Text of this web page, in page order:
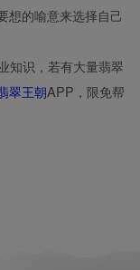
想的喻意来选择自己
知识，若有大量翡翠
翠王朝APP，限免帮